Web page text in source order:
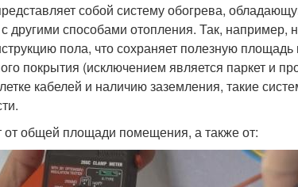
собой систему обогрева,
способами отопления. Так, например,
пола, что сохраняет полезную
покрытия (исключением является паркет и
кабелей и наличию заземления, такие
от общей площади помещения, а также от: